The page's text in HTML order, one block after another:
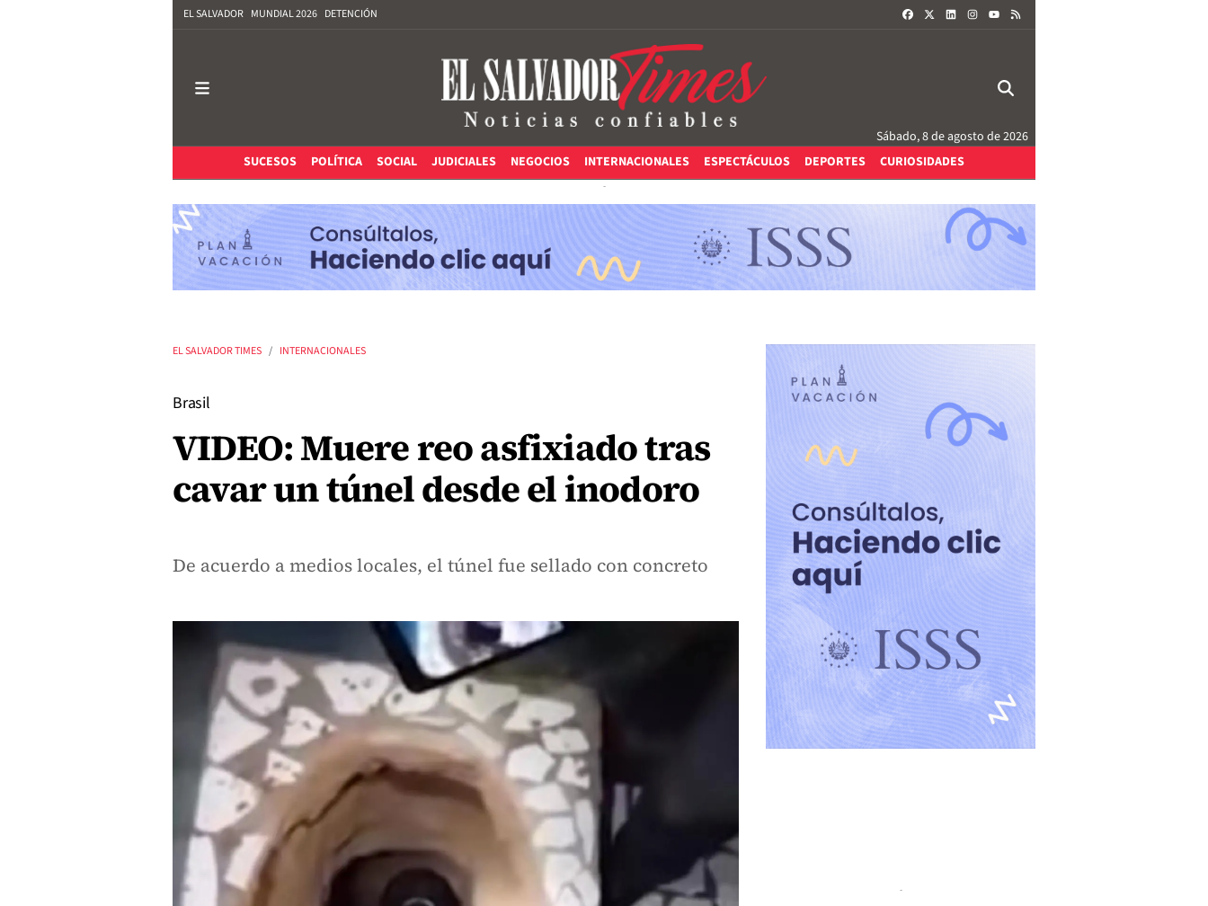
EL SALVADOR MUNDIAL 2026 DETENCIÓN FACEBOOKLINKEDININSTAGRAM
Sábado, 8 de agosto de 2026
SUCESOS
POLÍTICA SOCIAL JUDICIALES NEGOCIOS INTERNACIONALES ESPECTÁCULOS DEPORTES CURIOSIDADES
EL SALVADOR TIMES INTERNACIONALES
Brasil
VIDEO: Muere reo asfixiado tras
cavar un túnel desde el inodoro
De acuerdo a medios locales, el túnel fue sellado con concreto